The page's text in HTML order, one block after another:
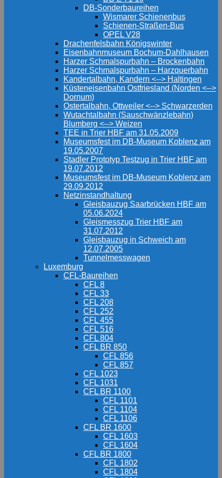
DB-Sonderbaureihen
Wismarer Schienenbus
Schienen-Straßen-Bus
OPEL V28
Drachenfelsbahn Königswinter
Eisenbahnmuseum Bochum-Dahlhausen
Harzer Schmalspurbahn – Brockenbahn
Harzer Schmalspurbahn – Harzquerbahn
Kandertalbahn, Kandern <--> Haltingen
Küsteneisenbahn Ostfriesland (Norden <-->
Dornum)
Ostertalbahn, Ottweiler <--> Schwarzerden
Wutachtalbahn (Sauschwänzlebahn)
Blumberg <--> Weizen
TEE in Trier HBF am 31.05.2009
Museumsfest im DB-Museum Koblenz am
19.05.2007
Stadler Prototyp Testzug in Trier HBF am
19.07.2012
Museumsfest im DB-Museum Koblenz am
29.09.2012
Netzinstandhaltung
Gleisbauzug Saarbrücken HBF am
05.06.2024
Gleismesszug Trier HBF am
31.07.2012
Gleisbauzug in Schweich am
12.07.2005
Tunnelmesswagen
Luxemburg
CFL-Baureihen
CFL 8
CFL 33
CFL 208
CFL 252
CFL 455
CFL 516
CFL 804
CFL BR 850
CFL 856
CFL 857
CFL 1023
CFL 1031
CFL BR 1100
CFL 1101
CFL 1104
CFL 1106
CFL BR 1600
CFL 1603
CFL 1604
CFL BR 1800
CFL 1802
CFL 1804